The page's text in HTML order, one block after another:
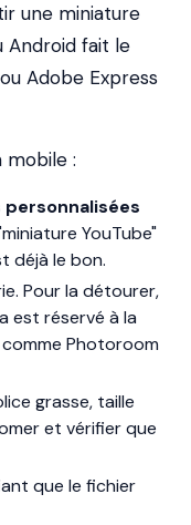
une miniature
Android fait le
Adobe Express
mobile :
YouTube"
déjà le bon.
Pour la détourer,
est réservé à la
Photoroom
grasse, taille
et vérifier que
que le fichier